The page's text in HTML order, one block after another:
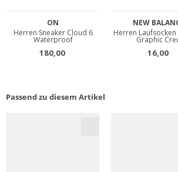
Passend zu diesem Artikel